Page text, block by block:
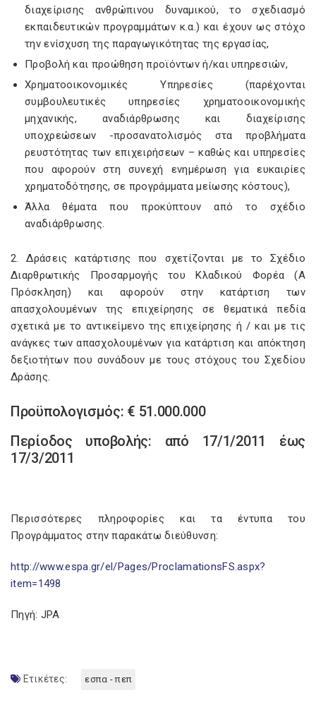
διαχείρισης ανθρώπινου δυναμικού, το σχεδιασμό
εκπαιδευτικών προγραμμάτων κ.α.) και έχουν ως στόχο
την ενίσχυση της παραγωγικότητας της εργασίας,
Προβολή και προώθηση προϊόντων ή/και υπηρεσιών,
Χρηματοοικονομικές Υπηρεσίες (παρέχονται
συμβουλευτικές υπηρεσίες χρηματοοικονομικής
μηχανικής, αναδιάρθρωσης και διαχείρισης
υποχρεώσεων -προσανατολισμός στα προβλήματα
ρευστότητας των επιχειρήσεων – καθώς και υπηρεσίες
που αφορούν στη συνεχή ενημέρωση για ευκαιρίες
χρηματοδότησης, σε προγράμματα μείωσης κόστους),
Άλλα θέματα που προκύπτουν από το σχέδιο
αναδιάρθρωσης.
2. Δράσεις κατάρτισης που σχετίζονται με το Σχέδιο
Διαρθρωτικής Προσαρμογής του Κλαδικού Φορέα (Α
Πρόσκληση) και αφορούν στην κατάρτιση των
απασχολουμένων της επιχείρησης σε θεματικά πεδία
σχετικά με το αντικείμενο της επιχείρησης ή / και με τις
ανάγκες των απασχολουμένων για κατάρτιση και απόκτηση
δεξιοτήτων που συνάδουν με τους στόχους του Σχεδίου
Δράσης.
Προϋπολογισμός: € 51.000.000
Περίοδος υποβολής: από 17/1/2011 έως
17/3/2011
Περισσότερες πληροφορίες και τα έντυπα του
Προγράμματος στην παρακάτω διεύθυνση:
http://www.espa.gr/el/Pages/ProclamationsFS.aspx?
item=1498
Πηγή: JPA
Ετικέτες: εσπα - πεπ